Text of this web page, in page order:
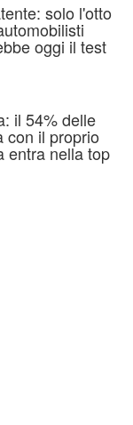
solo l'otto
oggi il test
il 54% delle
con il proprio
entra nella top